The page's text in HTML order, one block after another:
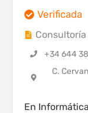
Verificada
+34 644
C.
En